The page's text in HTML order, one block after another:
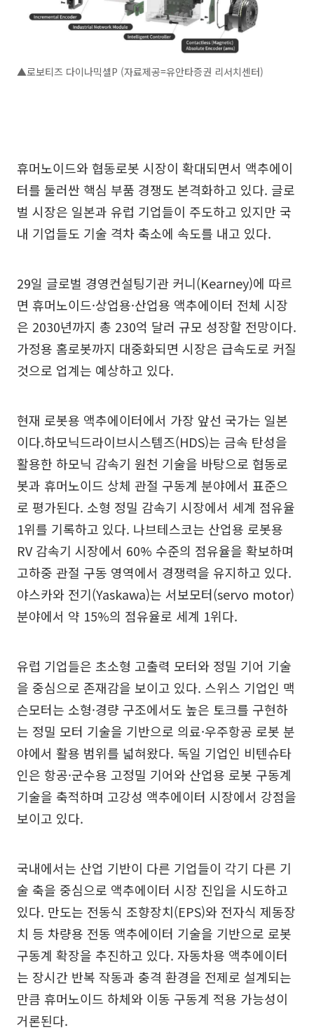
▲로보티즈 다이나믹셀P (자료제공=유안타증권 리서치센터)
휴머노이드와 협동로봇 시장이 확대되면서 액추에이
터를 둘러싼 핵심 부품 경쟁도 본격화하고 있다. 글로
벌 시장은 일본과 유럽 기업들이 주도하고 있지만 국
내 기업들도 기술 격차 축소에 속도를 내고 있다.
29일 글로벌 경영컨설팅기관 커니(Kearney)에 따르
면 휴머노이드·상업용·산업용 액추에이터 전체 시장
은 2030년까지 총 230억 달러 규모 성장할 전망이다.
가정용 홈로봇까지 대중화되면 시장은 급속도로 커질
것으로 업계는 예상하고 있다.
현재 로봇용 액추에이터에서 가장 앞선 국가는 일본
이다.하모닉드라이브시스템즈(HDS)는 금속 탄성을
활용한 하모닉 감속기 원천 기술을 바탕으로 협동로
봇과 휴머노이드 상체 관절 구동계 분야에서 표준으
로 평가된다. 소형 정밀 감속기 시장에서 세계 점유율
1위를 기록하고 있다. 나브테스코는 산업용 로봇용
RV 감속기 시장에서 60% 수준의 점유율을 확보하며
고하중 관절 구동 영역에서 경쟁력을 유지하고 있다.
야스카와 전기(Yaskawa)는 서보모터(servo motor)
분야에서 약 15%의 점유율로 세계 1위다.
유럽 기업들은 초소형 고출력 모터와 정밀 기어 기술
을 중심으로 존재감을 보이고 있다. 스위스 기업인 맥
슨모터는 소형·경량 구조에서도 높은 토크를 구현하
는 정밀 모터 기술을 기반으로 의료·우주항공 로봇 분
야에서 활용 범위를 넓혀왔다. 독일 기업인 비텐슈타
인은 항공·군수용 고정밀 기어와 산업용 로봇 구동계
기술을 축적하며 고강성 액추에이터 시장에서 강점을
보이고 있다.
국내에서는 산업 기반이 다른 기업들이 각기 다른 기
술 축을 중심으로 액추에이터 시장 진입을 시도하고
있다. 만도는 전동식 조향장치(EPS)와 전자식 제동장
치 등 차량용 전동 액추에이터 기술을 기반으로 로봇
구동계 확장을 추진하고 있다. 자동차용 액추에이터
는 장시간 반복 작동과 충격 환경을 전제로 설계되는
만큼 휴머노이드 하체와 이동 구동계 적용 가능성이
거론된다.